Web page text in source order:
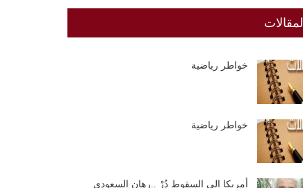
المقالات
خواطر رياضية
خواطر رياضية
أمريكا إلى السقوط دُرْ ..رهان السعودي